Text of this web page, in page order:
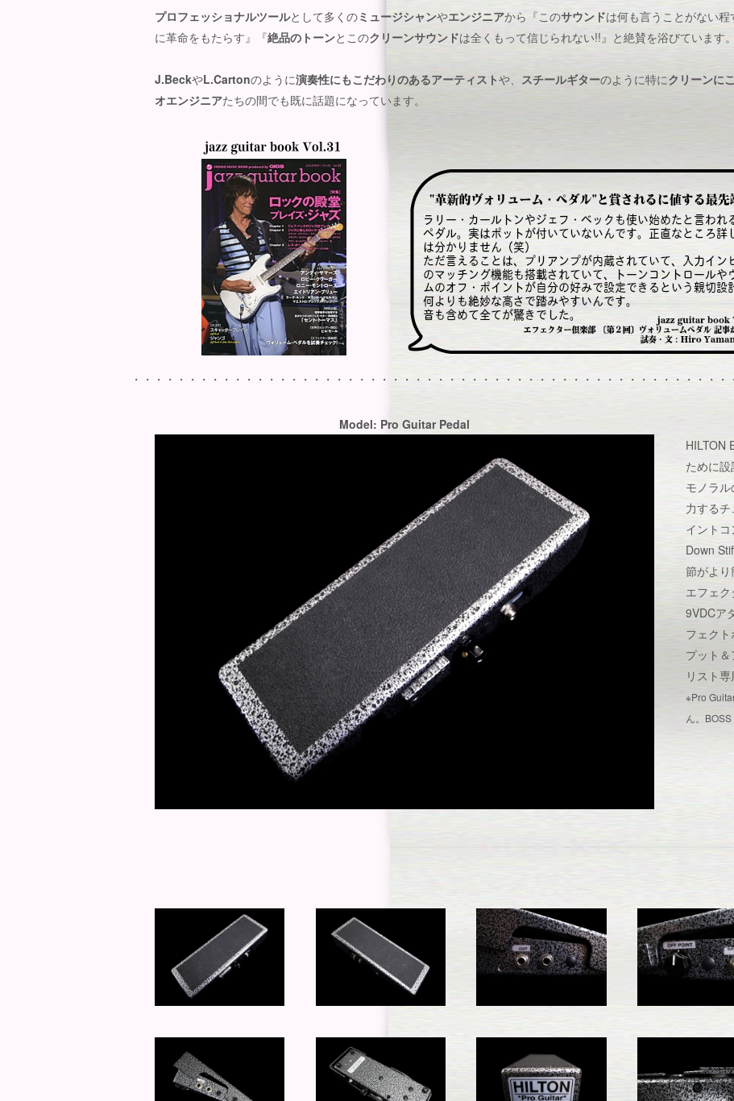
プロフェッショナルツールとして多くのミュージシャンやエンジニアから『このサウンドは何も言うことがない
に革命をもたらす』『絶品のトーンとこのクリーンサウンドは全くもって信じられない!!』と絶賛を浴びています。
J.BeckやL.Cartonのように演奏性にもこだわりのあるアーティストや、 スチールギターのように特にクリーンに
オエンジニアたちの間でも既に話題になっています。
・・・・・・・・・・・・・・・・・・・・・・・・・・・・・・・・・・・・・・・・・・・・・・・・・・・
Model: Pro Guitar Pedal
HILTON
ために
モノラ
力する
イント
Down
節がよ
エフェ
9VDCア
フェク
プット
リスト
※Pro
ん。